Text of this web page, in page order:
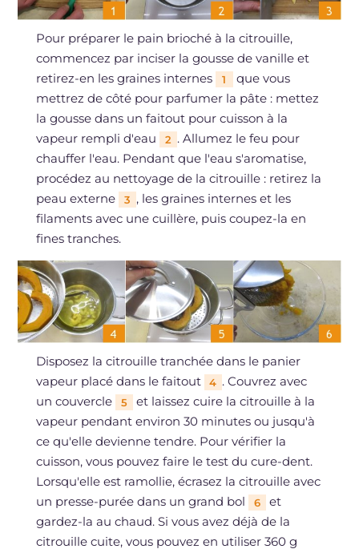
Pour préparer le pain brioché à la citrouille,
commencez par inciser la gousse de vanille et
retirez-en les graines internes
1
que vous
mettrez de côté pour parfumer la pâte : mettez
la gousse dans un faitout pour cuisson à la
vapeur rempli d'eau
2 . Allumez le feu pour
chauffer l'eau. Pendant que l'eau s'aromatise,
procédez au nettoyage de la citrouille : retirez la
peau externe
3 , les graines internes et les
filaments avec une cuillère, puis coupez-la en
fines tranches.
Disposez la citrouille tranchée dans le panier
vapeur placé dans le faitout
4 . Couvrez avec
un couvercle
5
et laissez cuire la citrouille à la
vapeur pendant environ 30 minutes ou jusqu'à
ce qu'elle devienne tendre. Pour vérifier la
cuisson, vous pouvez faire le test du cure-dent.
Lorsqu'elle est ramollie, écrasez la citrouille avec
un presse-purée dans un grand bol
6
et
gardez-la au chaud. Si vous avez déjà de la
citrouille cuite, vous pouvez en utiliser 360 g